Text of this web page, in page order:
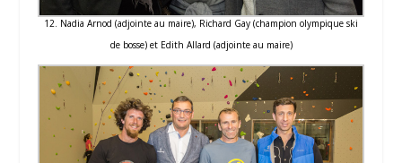
12. Nadia Arnod (adjointe au maire), Richard Gay (champion olympique ski
de bosse) et Edith Allard (adjointe au maire)